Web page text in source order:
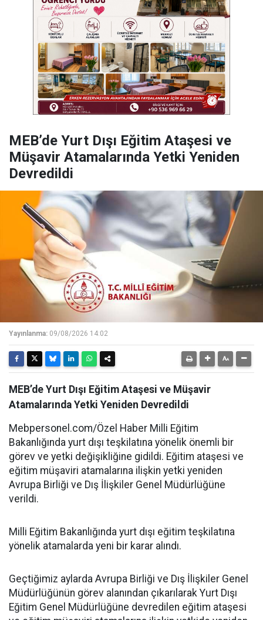
MEB’de Yurt Dışı Eğitim Ataşesi ve
Müşavir Atamalarında Yetki Yeniden
Devredildi
Yayınlanma: 09/08/2026 14:02
MEB’de Yurt Dışı Eğitim Ataşesi ve Müşavir
Atamalarında Yetki Yeniden Devredildi
Mebpersonel.com/Özel Haber Milli Eğitim
Bakanlığında yurt dışı teşkilatına yönelik önemli bir
görev ve yetki değişikliğine gidildi. Eğitim ataşesi ve
eğitim müşaviri atamalarına ilişkin yetki yeniden
Avrupa Birliği ve Dış İlişkiler Genel Müdürlüğüne
verildi.
Milli Eğitim Bakanlığında yurt dışı eğitim teşkilatına
yönelik atamalarda yeni bir karar alındı.
Geçtiğimiz aylarda Avrupa Birliği ve Dış İlişkiler Genel
Müdürlüğünün görev alanından çıkarılarak Yurt Dışı
Eğitim Genel Müdürlüğüne devredilen eğitim ataşesi